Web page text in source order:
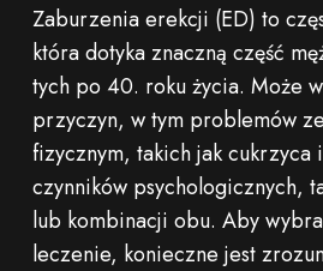
Zaburzenia erekcji (ED) to
która dotyka znaczną część
tych po 40. roku życia. Może
przyczyn, w tym problemów
fizycznym, takich jak cukrzyca
czynników psychologicznych,
lub kombinacji obu. Aby
leczenie, konieczne jest